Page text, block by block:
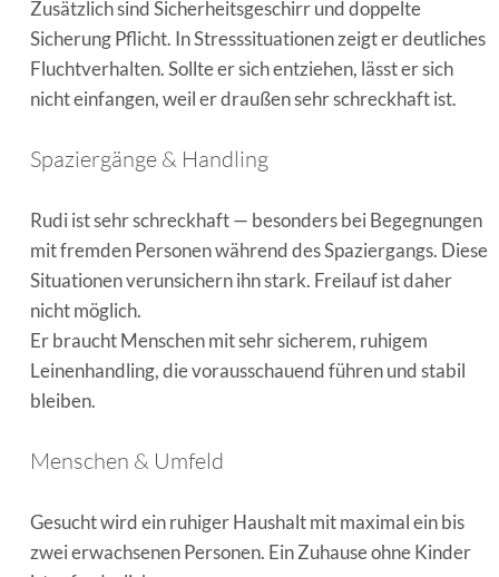
Zusätzlich sind Sicherheitsgeschirr und doppelte
Sicherung Pflicht. In Stresssituationen zeigt er deutliches
Fluchtverhalten. Sollte er sich entziehen, lässt er sich
nicht einfangen, weil er draußen sehr schreckhaft ist.
Spaziergänge & Handling
Rudi ist sehr schreckhaft — besonders bei Begegnungen
mit fremden Personen während des Spaziergangs. Diese
Situationen verunsichern ihn stark. Freilauf ist daher
nicht möglich.
Er braucht Menschen mit sehr sicherem, ruhigem
Leinenhandling, die vorausschauend führen und stabil
bleiben.
Menschen & Umfeld
Gesucht wird ein ruhiger Haushalt mit maximal ein bis
zwei erwachsenen Personen. Ein Zuhause ohne Kinder